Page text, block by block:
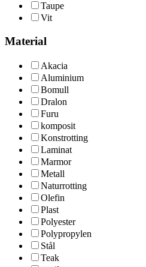
Taupe
Vit
Material
Akacia
Aluminium
Bomull
Dralon
Furu
komposit
Konstrotting
Laminat
Marmor
Metall
Naturrotting
Olefin
Plast
Polyester
Polypropylen
Stål
Teak